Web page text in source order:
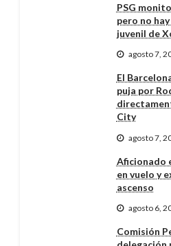
PSG
pero no
juvenil de
agosto 7,
El
puja por
City
agosto 7,
Aficionado
en vuelo y
ascenso
agosto 6,
Comisión